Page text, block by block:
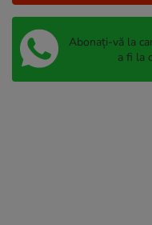
Abonați-vă la
a fi la